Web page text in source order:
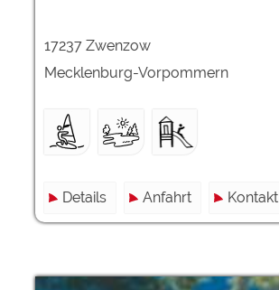
17237 Zwenzow
Mecklenburg-Vorpommern
Details Anfahrt Kontakt